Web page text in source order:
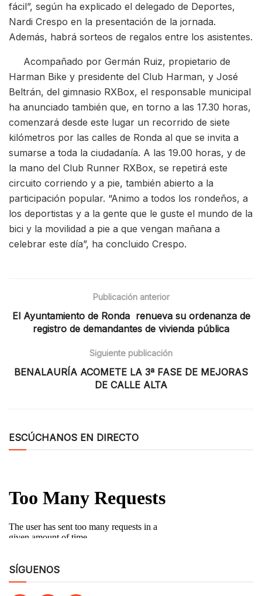
fácil”, según ha explicado el delegado de Deportes,
Nardi Crespo en la presentación de la jornada.
Además, habrá sorteos de regalos entre los asistentes.
Acompañado por Germán Ruiz, propietario de
Harman Bike y presidente del Club Harman, y José
Beltrán, del gimnasio RXBox, el responsable municipal
ha anunciado también que, en torno a las 17.30 horas,
comenzará desde este lugar un recorrido de siete
kilómetros por las calles de Ronda al que se invita a
sumarse a toda la ciudadanía. A las 19.00 horas, y de
la mano del Club Runner RXBox, se repetirá este
circuito corriendo y a pie, también abierto a la
participación popular. “Animo a todos los rondeños, a
los deportistas y a la gente que le guste el mundo de la
bici y la movilidad a pie a que vengan mañana a
celebrar este día”, ha concluido Crespo.
Publicación anterior
El Ayuntamiento de Ronda renueva su ordenanza de
registro de demandantes de vivienda pública
Siguiente publicación
BENALAURÍA ACOMETE LA 3ª FASE DE MEJORAS
DE CALLE ALTA
ESCÚCHANOS EN DIRECTO
SÍGUENOS